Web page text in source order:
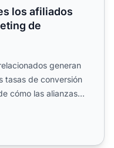
los afiliados
de
generan
tasas de conversión
cómo las alianzas